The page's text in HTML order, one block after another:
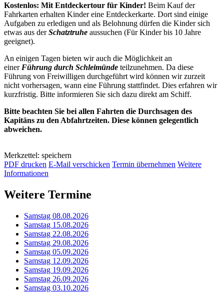
Kostenlos: Mit Entdeckertour für Kinder! Beim Kauf der
Fahrkarten erhalten Kinder eine Entdeckerkarte. Dort sind einige
Aufgaben zu erledigen und als Belohnung dürfen die Kinder sich
etwas aus derSchatztruhe aussuchen (Für Kinder bis 10 Jahre
geeignet).
An einigen Tagen bieten wir auch die Möglichkeit an
einer Führung durch Schleimünde teilzunehmen. Da diese
Führung von Freiwilligen durchgeführt wird können wir zurzeit
nicht vorhersagen, wann eine Führung stattfindet. Dies erfahren wir
kurzfristig. Bitte informieren Sie sich dazu direkt am Schiff.
Bitte beachten Sie bei allen Fahrten die Durchsagen des
Kapitäns zu den Abfahrtzeiten. Diese können gelegentlich
abweichen.
Merkzettel: speichern
PDF drucken E-Mail verschicken Termin übernehmen Weitere
Informationen
Weitere Termine
Samstag 08.08.2026
Samstag 15.08.2026
Samstag 22.08.2026
Samstag 29.08.2026
Samstag 05.09.2026
Samstag 12.09.2026
Samstag 19.09.2026
Samstag 26.09.2026
Samstag 03.10.2026